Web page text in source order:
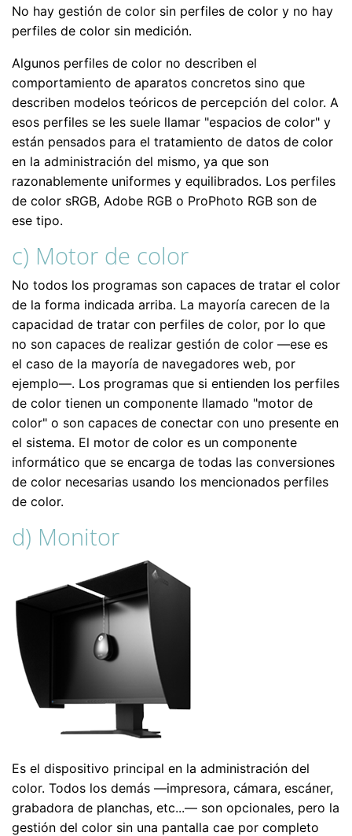
No hay gestión de color sin perfiles de color y no hay
perfiles de color sin medición.
Algunos perfiles de color no describen el
comportamiento de aparatos concretos sino que
describen modelos teóricos de percepción del color. A
esos perfiles se les suele llamar "espacios de color" y
están pensados para el tratamiento de datos de color
en la administración del mismo, ya que son
razonablemente uniformes y equilibrados. Los perfiles
de color sRGB, Adobe RGB o ProPhoto RGB son de
ese tipo.
c) Motor de color
No todos los programas son capaces de tratar el color
de la forma indicada arriba. La mayoría carecen de la
capacidad de tratar con perfiles de color, por lo que
no son capaces de realizar gestión de color —ese es
el caso de la mayoría de navegadores web, por
ejemplo—. Los programas que si entienden los perfiles
de color tienen un componente llamado "motor de
color" o son capaces de conectar con uno presente en
el sistema. El motor de color es un componente
informático que se encarga de todas las conversiones
de color necesarias usando los mencionados perfiles
de color.
d) Monitor
Es el dispositivo principal en la administración del
color. Todos los demás —impresora, cámara, escáner,
grabadora de planchas, etc...— son opcionales, pero la
gestión del color sin una pantalla cae por completo